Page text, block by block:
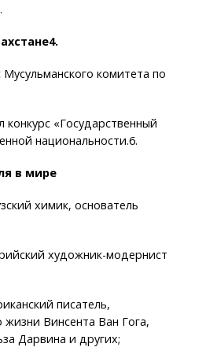
комитета по
«Государственный
национальности.6.
в мире
химик, основатель
художник-модернист
писатель,
Винсента Ван Гога,
Дарвина и других;